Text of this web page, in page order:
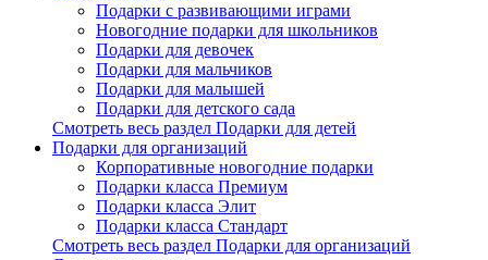
Подарки с развивающими играми
Новогодние подарки для школьников
Подарки для девочек
Подарки для мальчиков
Подарки для малышей
Подарки для детского сада
Смотреть весь раздел Подарки для детей
Подарки для организаций
Корпоративные новогодние подарки
Подарки класса Премиум
Подарки класса Элит
Подарки класса Стандарт
Смотреть весь раздел Подарки для организаций